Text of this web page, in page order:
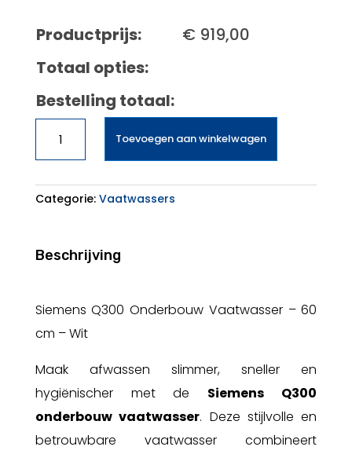
Productprijs: €919,00
Totaal opties:
Bestelling totaal:
SN43EW05ME
aantal
Toevoegen aan winkelwagen
Categorie: Vaatwassers
Beschrijving
Siemens Q300 Onderbouw Vaatwasser – 60
cm – Wit
Maak afwassen slimmer, sneller en
hygiënischer met de Siemens Q300
onderbouw vaatwasser. Deze stijlvolle en
betrouwbare vaatwasser combineert